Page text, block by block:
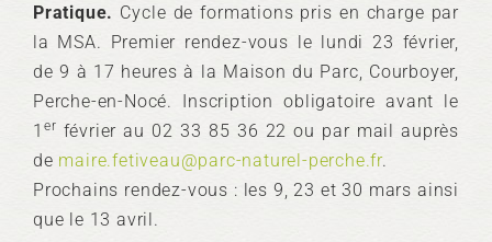
Pratique. Cycle de formations pris en charge par
la MSA. Premier rendez-vous le lundi 23 février,
de 9 à 17 heures à la Maison du Parc, Courboyer,
Perche-en-Nocé. Inscription obligatoire avant le
1 er février au 02 33 85 36 22 ou par mail auprès
de maire.fetiveau@parc-naturel-perche.fr.
Prochains rendez-vous : les 9, 23 et 30 mars ainsi
que le 13 avril.